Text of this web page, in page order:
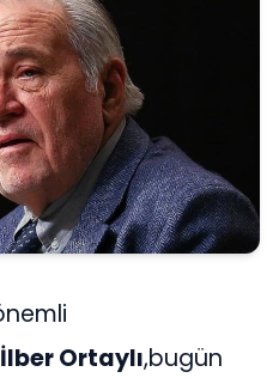
Ortaylı,bugün